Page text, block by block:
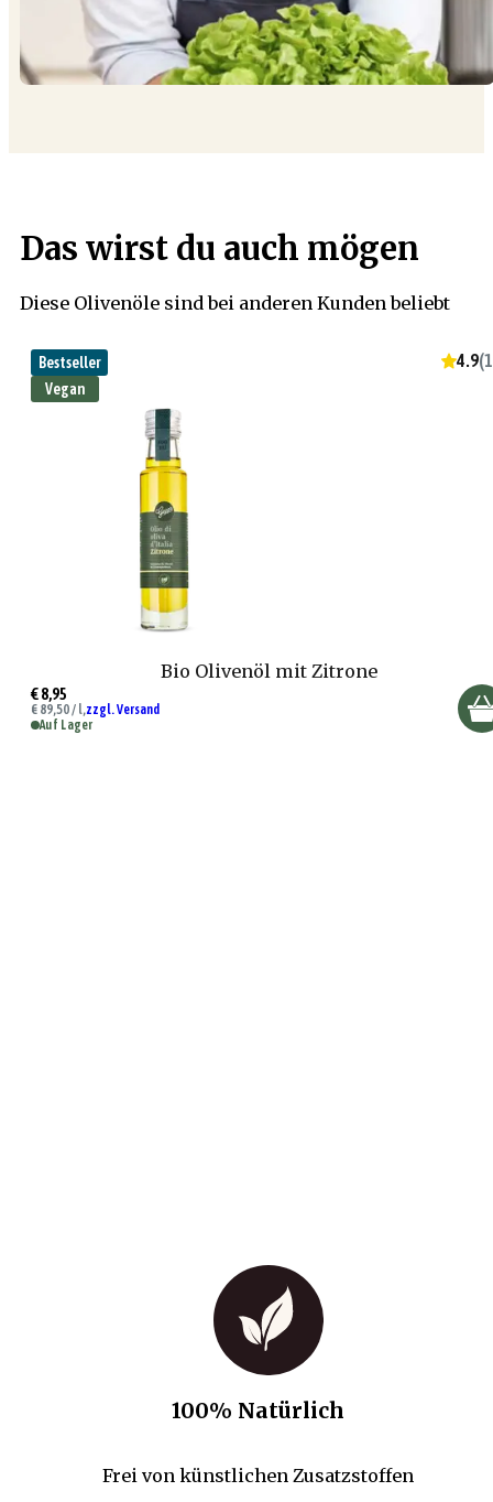
Das wirst du auch mögen
Diese Olivenöle sind bei anderen Kunden beliebt
Bestseller
Vegan
4.9(
Bio Olivenöl mit Zitrone
€ 8,95
€ 89,50 / l,zzgl. Versand
Auf Lager
100% Natürlich
Frei von künstlichen Zusatzstoffen